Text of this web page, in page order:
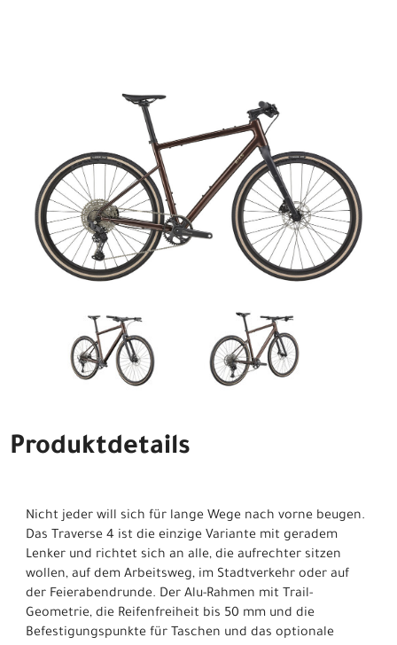
Produktdetails
Nicht jeder will sich für lange Wege nach vorne beugen.
Das Traverse 4 ist die einzige Variante mit geradem
Lenker und richtet sich an alle, die aufrechter sitzen
wollen, auf dem Arbeitsweg, im Stadtverkehr oder auf
der Feierabendrunde. Der Alu-Rahmen mit Trail-
Geometrie, die Reifenfreiheit bis 50 mm und die
Befestigungspunkte für Taschen und das optionale